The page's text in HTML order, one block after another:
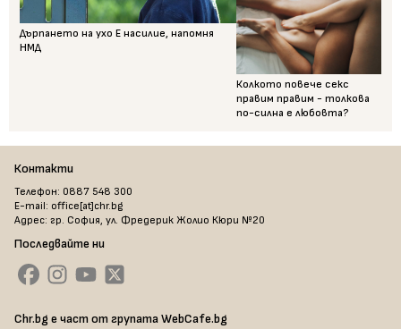
Дърпането на ухо Е насилие, напомня
НМД
Колкото повече секс
правим правим - толкова
по-силна е любовта?
Контакти
Телефон: 0887 548 300
E-mail: office[at]chr.bg
Адрес: гр. София, ул. Фредерик Жолио Кюри №20
Последвайте ни
Chr.bg е част от групата WebCafe.bg